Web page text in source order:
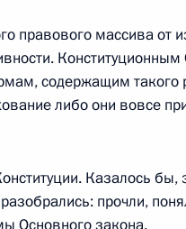
Суда
правового массива от
Конституционным
содержащим такого
либо они вовсе
Казалось бы,
прочли,
Основного закона.